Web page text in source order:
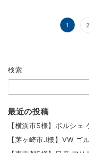
ペ
ー
ジ
送
り
1 2
検索
最近の投稿
【横浜市S様】ポルシェ
【茅ヶ崎市J様】VW ゴ